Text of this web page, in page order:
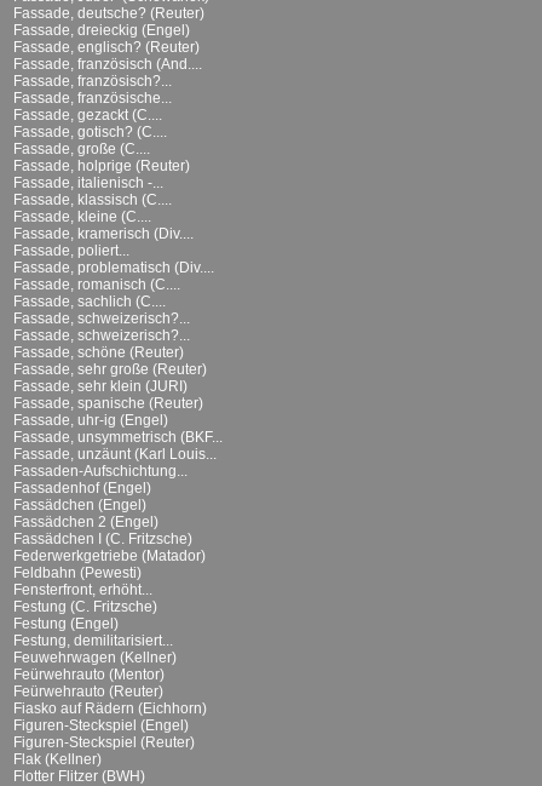
Fassade, deutsche? (Reuter)
Fassade, dreieckig (Engel)
Fassade, englisch? (Reuter)
Fassade, französisch (And....
Fassade, französisch?...
Fassade, französische...
Fassade, gezackt (C....
Fassade, gotisch? (C....
Fassade, große (C....
Fassade, holprige (Reuter)
Fassade, italienisch -...
Fassade, klassisch (C....
Fassade, kleine (C....
Fassade, kramerisch (Div....
Fassade, poliert...
Fassade, problematisch (Div....
Fassade, romanisch (C....
Fassade, sachlich (C....
Fassade, schweizerisch?...
Fassade, schweizerisch?...
Fassade, schöne (Reuter)
Fassade, sehr große (Reuter)
Fassade, sehr klein (JURI)
Fassade, spanische (Reuter)
Fassade, uhr-ig (Engel)
Fassade, unsymmetrisch (BKF...
Fassade, unzäunt (Karl Louis...
Fassaden-Aufschichtung...
Fassadenhof (Engel)
Fassädchen (Engel)
Fassädchen 2 (Engel)
Fassädchen I (C. Fritzsche)
Federwerkgetriebe (Matador)
Feldbahn (Pewesti)
Fensterfront, erhöht...
Festung (C. Fritzsche)
Festung (Engel)
Festung, demilitarisiert...
Feuwehrwagen (Kellner)
Feürwehrauto (Mentor)
Feürwehrauto (Reuter)
Fiasko auf Rädern (Eichhorn)
Figuren-Steckspiel (Engel)
Figuren-Steckspiel (Reuter)
Flak (Kellner)
Flotter Flitzer (BWH)